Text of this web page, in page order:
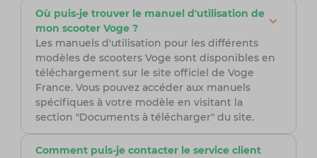
Où puis-je trouver le manuel d'utilisation de
mon scooter Voge ?
Les manuels d'utilisation pour les différents
modèles de scooters Voge sont disponibles en
téléchargement sur le site officiel de Voge
France. Vous pouvez accéder aux manuels
spécifiques à votre modèle en visitant la
section "Documents à télécharger" du site.
Comment puis-je contacter le service client